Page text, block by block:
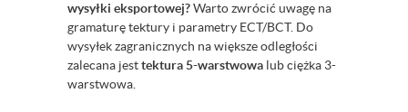
wysyłki eksportowej?Warto zwrócić uwagę na
gramaturę tektury i parametry ECT/BCT. Do
wysyłek zagranicznych na większe odległości
zalecana jesttektura 5-warstwowa lub ciężka 3-
warstwowa.